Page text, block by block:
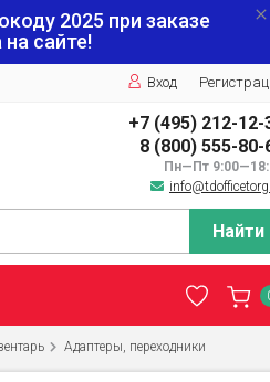
2025 при заказе
на сайте!
Вход
+7 (495) 212-12-
8 (800) 555-80-
Пн—Пт
Найти
Адаптеры, переходники